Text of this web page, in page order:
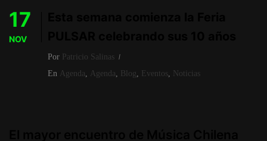
17
NOV
Por
Patricio Salinas
En Agenda, Agenda, Blog, Eventos, Noticias